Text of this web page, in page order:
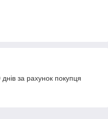
за рахунок покупця